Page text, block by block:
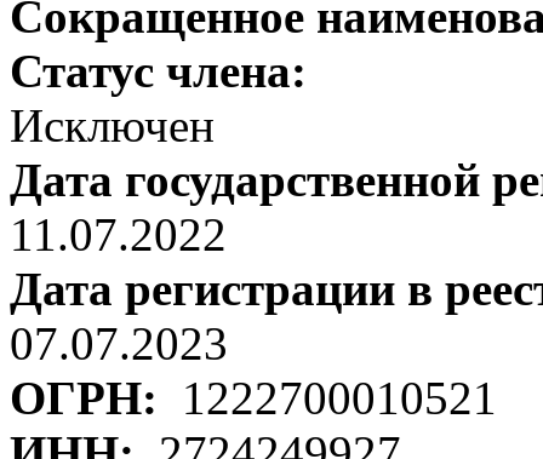
Сокращенное
Статус члена:
Исключен
Дата государственной
11.07.2022
Дата регистрации в
07.07.2023
ОГРН:
1222700010521